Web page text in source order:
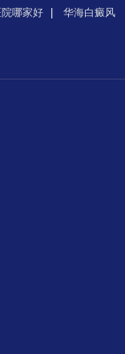
哪家好 华海白癜风